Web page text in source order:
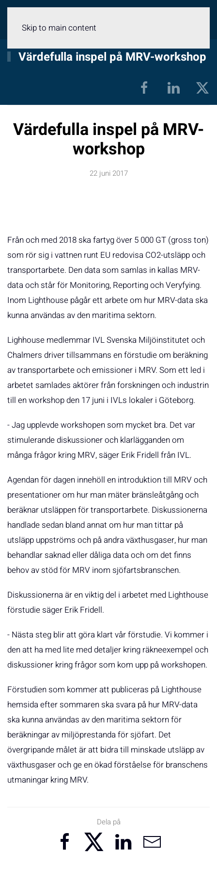
Skip to main content
Värdefulla inspel på MRV-workshop
Värdefulla inspel på MRV-
workshop
22 juni 2017
Från och med 2018 ska fartyg över 5 000 GT (gross ton)
som rör sig i vattnen runt EU redovisa CO2-utsläpp och
transportarbete. Den data som samlas in kallas MRV-
data och står för Monitoring, Reporting och Veryfying.
Inom Lighthouse pågår ett arbete om hur MRV-data ska
kunna användas av den maritima sektorn.
Lighhouse medlemmar IVL Svenska Miljöinstitutet och
Chalmers driver tillsammans en förstudie om beräkning
av transportarbete och emissioner i MRV. Som ett led i
arbetet samlades aktörer från forskningen och industrin
till en workshop den 17 juni i IVLs lokaler i Göteborg.
- Jag upplevde workshopen som mycket bra. Det var
stimulerande diskussioner och klarlägganden om
många frågor kring MRV, säger Erik Fridell från IVL.
Agendan för dagen innehöll en introduktion till MRV och
presentationer om hur man mäter bränsleåtgång och
beräknar utsläppen för transportarbete. Diskussionerna
handlade sedan bland annat om hur man tittar på
utsläpp uppströms och på andra växthusgaser, hur man
behandlar saknad eller dåliga data och om det finns
behov av stöd för MRV inom sjöfartsbranschen.
Diskussionerna är en viktig del i arbetet med Lighthouse
förstudie säger Erik Fridell.
- Nästa steg blir att göra klart vår förstudie. Vi kommer i
den att ha med lite med detaljer kring räkneexempel och
diskussioner kring frågor som kom upp på workshopen.
Förstudien som kommer att publiceras på Lighthouse
hemsida efter sommaren ska svara på hur MRV-data
ska kunna användas av den maritima sektorn för
beräkningar av miljöprestanda för sjöfart. Det
övergripande målet är att bidra till minskade utsläpp av
växthusgaser och ge en ökad förståelse för branschens
utmaningar kring MRV.
Dela på